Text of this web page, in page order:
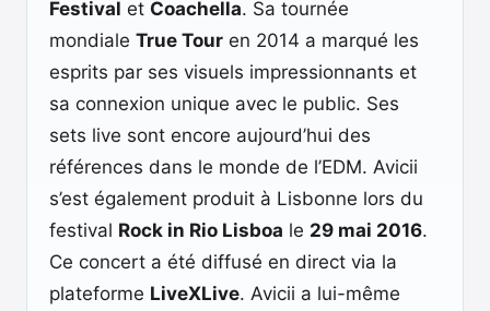
Festival et Coachella. Sa tournée
mondiale True Tour en 2014 a marqué les
esprits par ses visuels impressionnants et
sa connexion unique avec le public. Ses
sets live sont encore aujourd’hui des
références dans le monde de l’EDM. Avicii
s’est également produit à Lisbonne lors du
festival Rock in Rio Lisboa le 29 mai 2016.
Ce concert a été diffusé en direct via la
plateforme LiveXLive. Avicii a lui-même